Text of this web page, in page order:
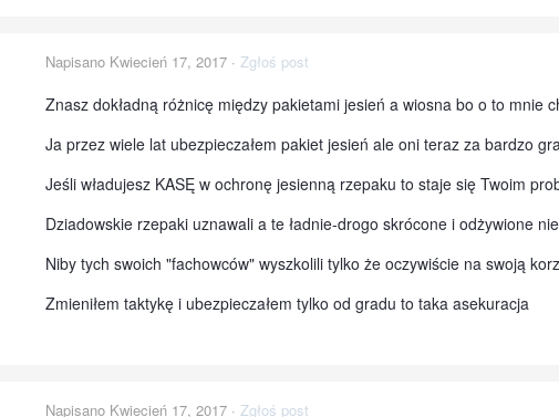
Napisano Kwiecień 17, 2017 · Zgłoś post
Znasz dokładną różnicę między pakietami jesień a wiosna bo o to mnie
Ja przez wiele lat ubezpieczałem pakiet jesień ale oni teraz za bardzo
Jeśli władujesz KASĘ w ochronę jesienną rzepaku to staje się Twoim
Dziadowskie rzepaki uznawali a te ładnie-drogo skrócone i odżywione
Niby tych swoich "fachowców" wyszkolili tylko że oczywiście na swoją
Zmieniłem taktykę i ubezpieczałem tylko od gradu to taka asekuracja
Napisano Kwiecień 17, 2017 · Zgłoś post